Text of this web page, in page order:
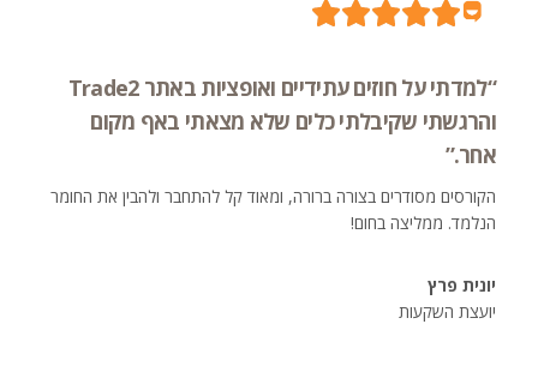
“למדתי על חוזים עתידיים ואופציות באתר Trade2
והרגשתי שקיבלתי כלים שלא מצאתי באף מקום
אחר.”
הקורסים מסודרים בצורה ברורה, ומאוד קל להתחבר ולהבין את החומר
הנלמד. ממליצה בחום!
יונית פרץ
יועצת השקעות